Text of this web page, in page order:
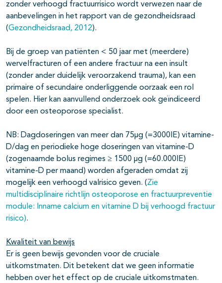
zonder verhoogd fractuurrisico wordt verwezen naar de
aanbevelingen in het rapport van de gezondheidsraad
(Gezondheidsraad, 2012).
Bij de groep van patiënten < 50 jaar met (meerdere)
wervelfracturen of een andere fractuur na een insult
(zonder ander duidelijk veroorzakend trauma), kan een
primaire of secundaire onderliggende oorzaak een rol
spelen. Hier kan aanvullend onderzoek ook geïndiceerd
door een osteoporose specialist.
NB: Dagdoseringen van meer dan 75µg (=3000IE) vitamine-
D/dag en periodieke hoge doseringen van vitamine-D
(zogenaamde bolus regimes ≥ 1500 µg (=60.000IE)
vitamine-D per maand) worden afgeraden omdat zij
mogelijk een verhoogd valrisico geven. (Zie
multidisciplinaire richtlijn osteoporose en fractuurpreventie
module: Inname calcium en vitamine D bij verhoogd fractuur
risico).
Kwaliteit van bewijs
Er is geen bewijs gevonden voor de cruciale
uitkomstmaten. Dit betekent dat we geen informatie
hebben over het effect op de cruciale uitkomstmaten.